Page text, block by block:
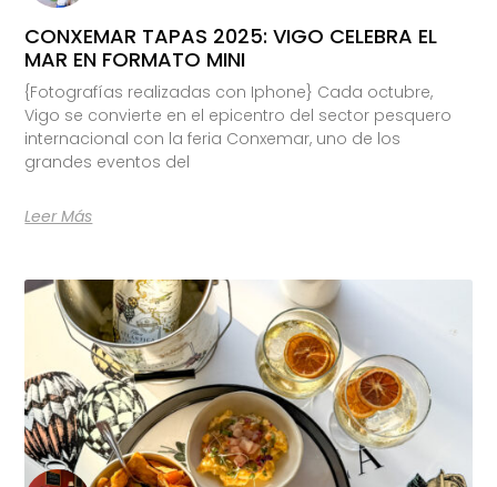
CONXEMAR TAPAS 2025: VIGO CELEBRA EL
MAR EN FORMATO MINI
{Fotografías realizadas con Iphone} Cada octubre,
Vigo se convierte en el epicentro del sector pesquero
internacional con la feria Conxemar, uno de los
grandes eventos del
Leer Más